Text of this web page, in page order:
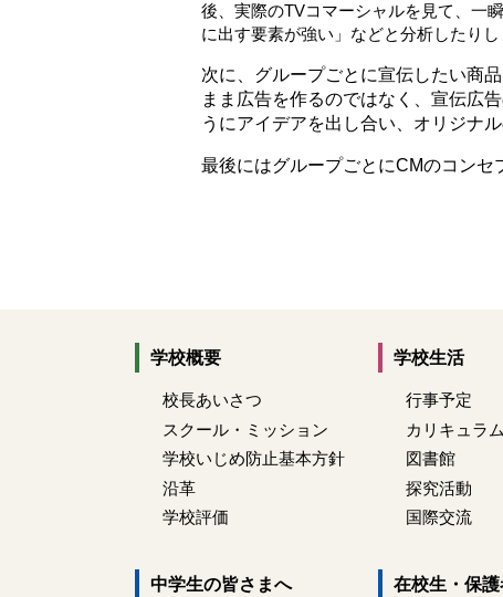
後、実際のTVコマーシャルを見て、一
に出す要素が強い」などと分析したりし
次に、グループごとに宣伝したい商
まま広告を作るのではなく、宣伝広
うにアイデアを出し合い、オリジナ
最後にはグループごとにCMのコンセ
学校概要
校長あいさつ
スクール・ミッション
学校いじめ防止基本方針
沿革
学校評価
学校生活
行事予定
カリキュラム
図書館
探究活動
国際交流
中学生の皆さまへ 在校生・保